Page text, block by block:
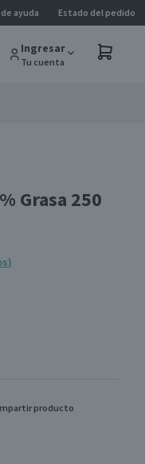
ayuda Estado del pedido
Ingresar
Tu cuenta
Grasa 250
)
producto